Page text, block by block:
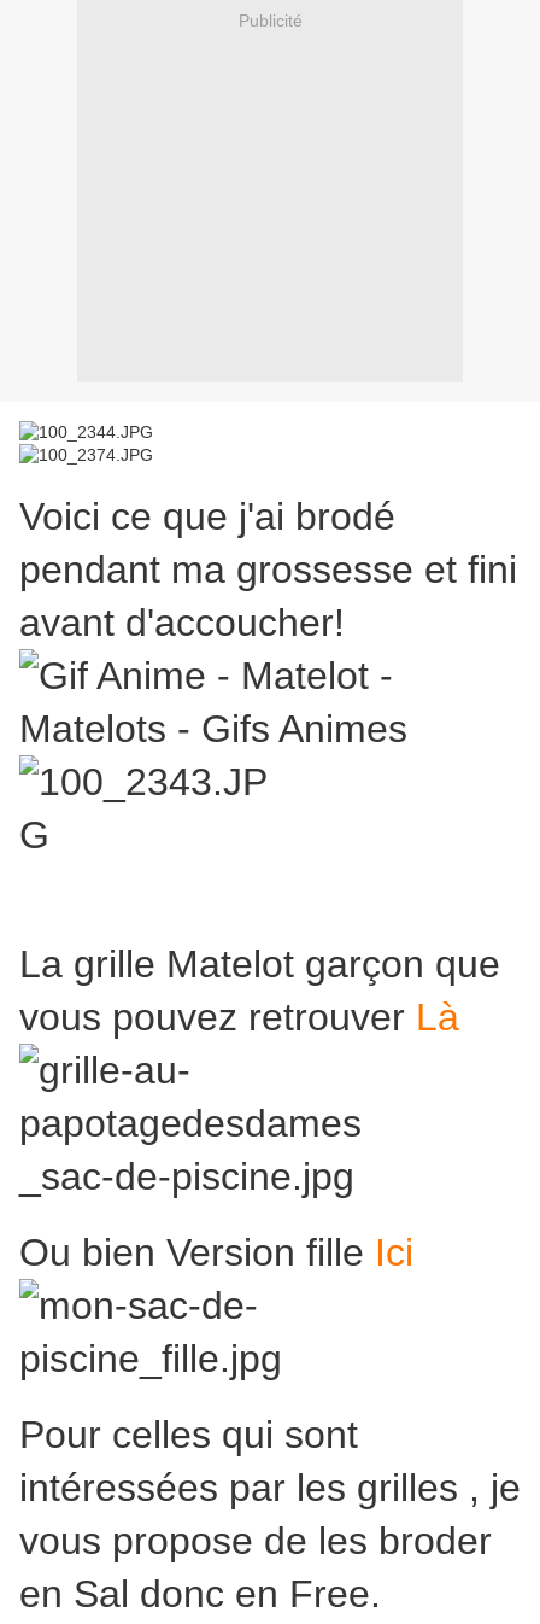
Publicité
Voici ce que j'ai brodé
pendant ma grossesse et fini
avant d'accoucher!
La grille Matelot garçon que
vous pouvez retrouver Là
Ou bien Version fille Ici
Pour celles qui sont
intéressées par les grilles , je
vous propose de les broder
en Sal donc en Free.